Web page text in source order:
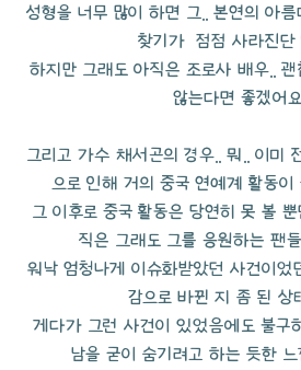
성형을 너무 많이 하면 그.. 본연의 아
찾기가 점점 사라진단
하지만 그래도 아직은 조로사 배우..
않는다면 좋겠어
그리고 가수 채서곤의 경우.. 뭐.. 이미
으로 인해 거의 중국 연예계 활동이
그 이후로 중국 활동은 당연히 못 볼
직은 그래도 그를 응원하는 팬
워낙 엄청나게 이슈화받았던 사건이
감으로 바뀐 지 좀 된 상
게다가 그런 사건이 있었음에도 불구
남을 굳이 숨기려고 하는 듯한